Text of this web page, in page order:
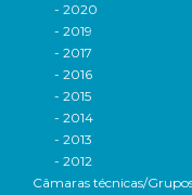
- 2020
- 2019
- 2017
- 2016
- 2015
- 2014
- 2013
- 2012
Câmaras técnicas/